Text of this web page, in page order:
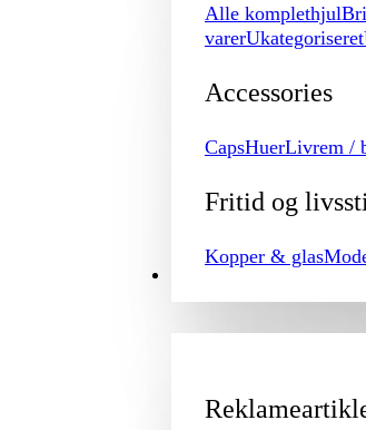
Alle komplethjul
varerUkategoriseret
Accessories
CapsHuerLivrem /
Fritid og
Kopper & glas
PROMOTION